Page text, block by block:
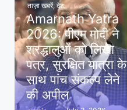
ताज़ा खबरें, देश
Amarnath Yatra
2026: पीएम मोदी ने
श्रद्धालुओं को लिखा
पत्र, सुरक्षित यात्रा के
साथ पांच संकल्प लेने
की अपील